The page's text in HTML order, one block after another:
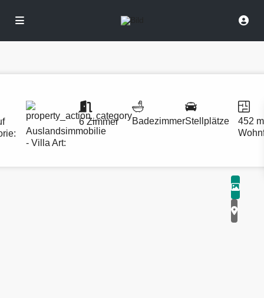
Auslandsimmobilie
- Villa Art:
6 Zimmer BadezimmerStellplätze
452 m